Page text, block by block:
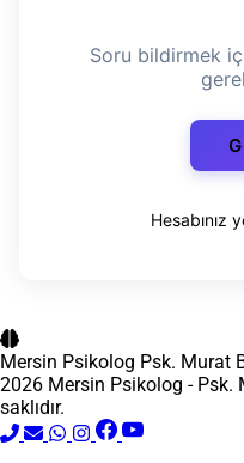
Soru bildirmek
Hesabınız
Mersin Psikolog Psk. Murat
2026 Mersin Psikolog - Psk.
saklıdır.